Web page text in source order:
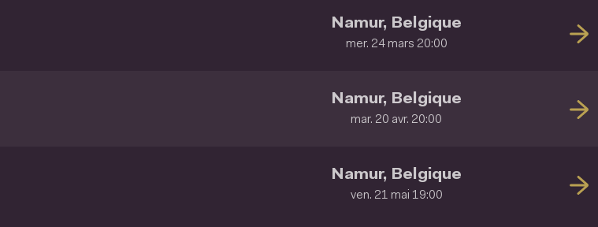
Namur, Belgique
mer. 24 mars 20:00
Namur, Belgique
mar. 20 avr. 20:00
Namur, Belgique
ven. 21 mai 19:00